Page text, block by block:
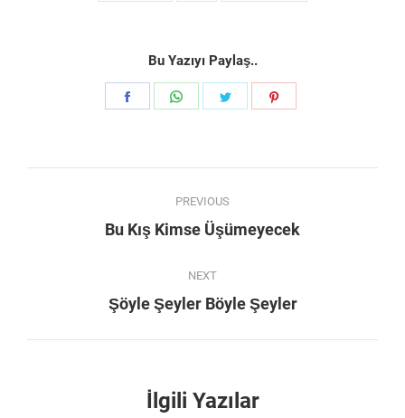
Bu Yazıyı Paylaş..
Share
navigation
PREVIOUS
Previous
Bu Kış Kimse Üşümeyecek
NEXT
Next
Şöyle Şeyler Böyle Şeyler
İlgili Yazılar